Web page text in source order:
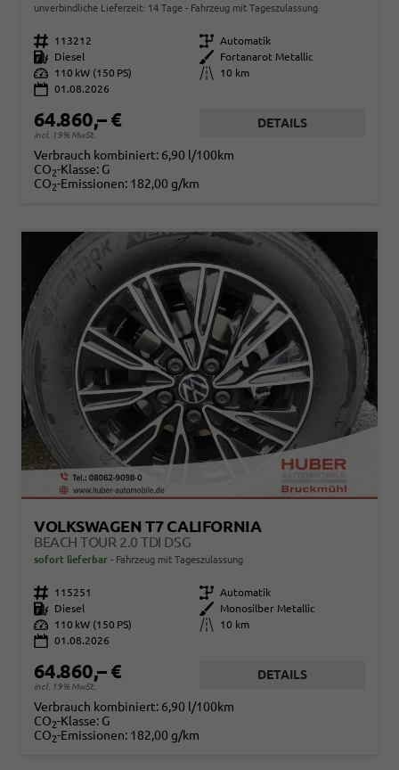
unverbindliche Lieferzeit: 14 Tage Fahrzeug mit Tageszulassung
Fahrzeugnr. 113212 Getriebe Automatik
Kraftstoff
Diesel Außenfarbe
Fortanarot Metallic
Leistung
110 kW (150 PS) Kilometerstand
10 km
01.08.2026
64.860,– €
incl. 19% MwSt.
DETAILS
Verbrauch kombiniert: 6,90 l/100km
CO2-Klasse: G
CO2-Emissionen: 182,00 g/km
VOLKSWAGEN T7 CALIFORNIA
BEACH TOUR 2.0 TDI DSG
sofort lieferbar Fahrzeug mit Tageszulassung
Fahrzeugnr. 115251 Getriebe Automatik
Kraftstoff
Diesel Außenfarbe
Monosilber Metallic
Leistung
110 kW (150 PS) Kilometerstand
10 km
01.08.2026
64.860,– €
incl. 19% MwSt.
DETAILS
Verbrauch kombiniert: 6,90 l/100km
CO2-Klasse: G
CO2-Emissionen: 182,00 g/km